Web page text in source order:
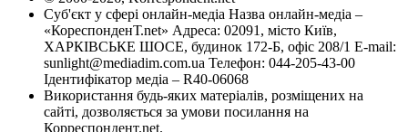
Суб'єкт у сфері онлайн-медіа Назва онлайн-медіа –
«КореспонденТ.net» Адреса: 02091, місто Київ,
ХАРКІВСЬКЕ ШОСЕ, будинок 172-Б, офіс 208/1 E-mail:
sunlight@mediadim.com.ua Телефон: 044-205-43-00
Ідентифікатор медіа – R40-06068
Використання будь-яких матеріалів, розміщених на
сайті, дозволяється за умови посилання на
Корреспондент.net.